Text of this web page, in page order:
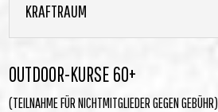
KRAFTRAUM
OUTDOOR-KURSE 60+
(TEILNAHME FÜR NICHTMITGLIEDER GEGEN GEBÜHR)